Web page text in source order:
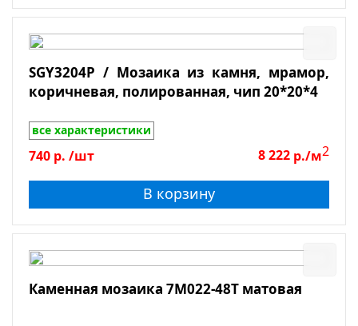
Противоскользящая
Толщина
Сбросить фильтр
SGY3204P / Мозаика из камня, мрамор,
коричневая, полированная, чип 20*20*4
все характеристики
740 р. /шт 8 222 р./м2
В корзину
Каменная мозаика 7M022-48T матовая